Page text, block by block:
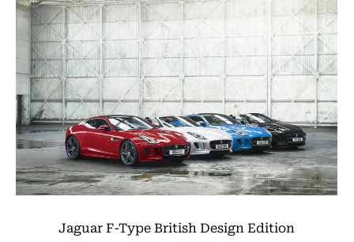
Jaguar F-Type British Design Edition